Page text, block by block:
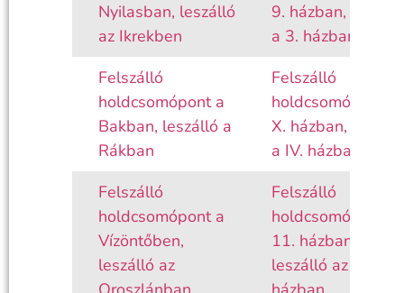
Nyilasban, leszálló
az Ikrekben
9. házban,
a 3. házban
Felszálló
holdcsomópont a
Bakban, leszálló a
Rákban
Felszálló
holdcsomópont a
X. házban,
a IV. házban
Felszálló
holdcsomópont a
Vízöntőben,
leszálló az
Felszálló
holdcsomópont a
11. házban,
leszálló az 5.